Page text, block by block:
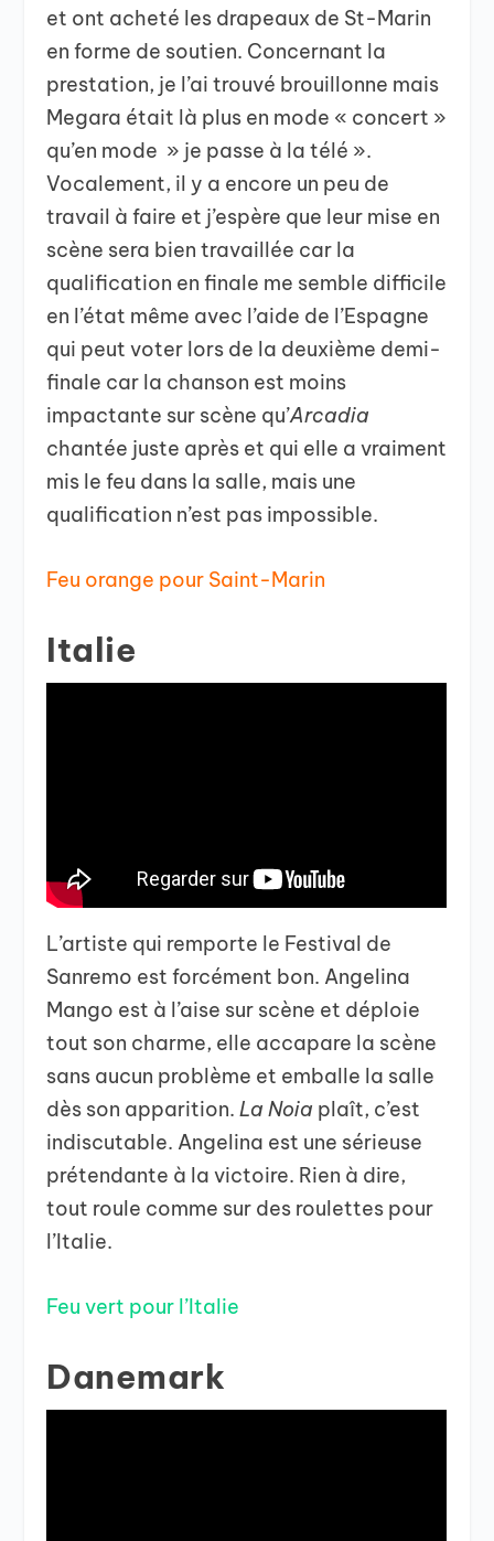
et ont acheté les drapeaux de St-Marin
en forme de soutien. Concernant la
prestation, je l’ai trouvé brouillonne mais
Megara était là plus en mode « concert »
qu’en mode » je passe à la télé ».
Vocalement, il y a encore un peu de
travail à faire et j’espère que leur mise en
scène sera bien travaillée car la
qualification en finale me semble difficile
en l’état même avec l’aide de l’Espagne
qui peut voter lors de la deuxième demi-
finale car la chanson est moins
impactante sur scène qu’Arcadia
chantée juste après et qui elle a vraiment
mis le feu dans la salle, mais une
qualification n’est pas impossible.
Feu orange pour Saint-Marin
Italie
L’artiste qui remporte le Festival de
Sanremo est forcément bon. Angelina
Mango est à l’aise sur scène et déploie
tout son charme, elle accapare la scène
sans aucun problème et emballe la salle
dès son apparition.La Noia plaît, c’est
indiscutable. Angelina est une sérieuse
prétendante à la victoire. Rien à dire,
tout roule comme sur des roulettes pour
l’Italie.
Feu vert pour l’Italie
Danemark